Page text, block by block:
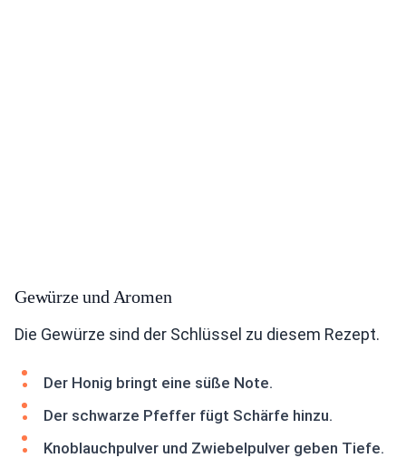
Gewürze und Aromen
Die Gewürze sind der Schlüssel zu diesem Rezept.
Der Honig bringt eine süße Note.
Der schwarze Pfeffer fügt Schärfe hinzu.
Knoblauchpulver und Zwiebelpulver geben Tiefe.